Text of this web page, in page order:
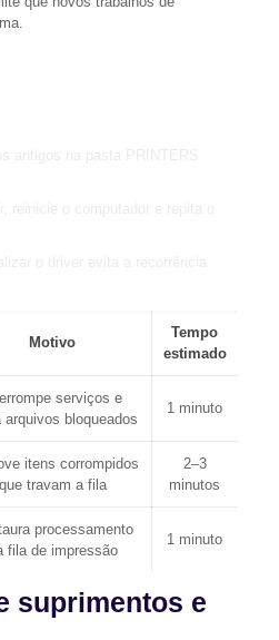
Motivo
Tempo
estimado
serviços e
arquivos bloqueados
1 minuto
itens corrompidos
que travam a fila
2–3
minutos
processamento
fila de impressão
1 minuto
suprimentos e